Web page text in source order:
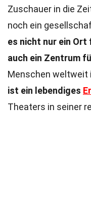
Zuschauer in die
noch ein
es nicht nur ein
auch ein Zentrum
Menschen weltweit
ist ein lebendiges
Theaters in seiner